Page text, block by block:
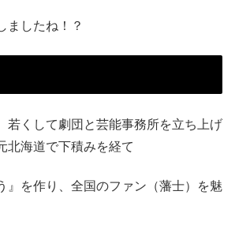
ましたね！？
若くして劇団と芸能事務所を立ち上げ
北海道で下積みを経て
』を作り、全国のファン（藩士）を魅